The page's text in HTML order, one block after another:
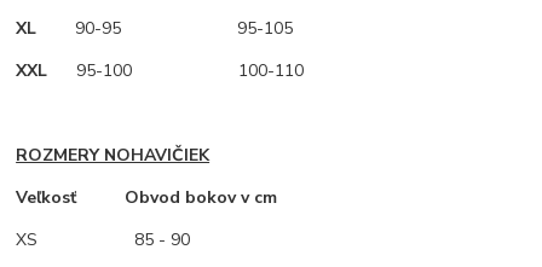
XL 90-95 95-105
XXL 95-100 100-110
ROZMERY NOHAVIČIEK
Veľkosť Obvod bokov v cm
XS
85 - 90